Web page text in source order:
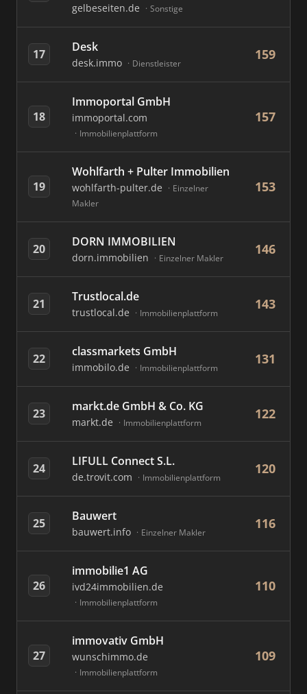
gelbeseiten.de Sonstige
17 Desk
desk.immo Dienstleister
159
18
Immoportal GmbH
immoportal.com
Immobilienplattform
157
19
Wohlfarth + Pulter Immobilien
wohlfarth-pulter.de
Einzelner
Makler
153
20 DORN IMMOBILIEN
dorn.immobilien Einzelner Makler
146
21 Trustlocal.de
trustlocal.de Immobilienplattform
143
22 classmarkets GmbH
immobilo.de Immobilienplattform
131
23 markt.de GmbH & Co. KG
markt.de Immobilienplattform
122
24 LIFULL Connect S.L.
de.trovit.com Immobilienplattform
120
25 Bauwert
bauwert.info Einzelner Makler
116
26
immobilie1 AG
ivd24immobilien.de
Immobilienplattform
110
27
immovativ GmbH
wunschimmo.de
Immobilienplattform
109